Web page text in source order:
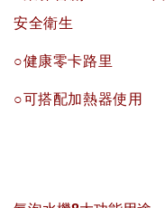
安全衛生
○健康零卡路里
○可搭配加熱器使用